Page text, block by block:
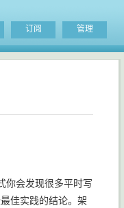
订阅 管理
你会发现很多平时写
佳实践的结论。架